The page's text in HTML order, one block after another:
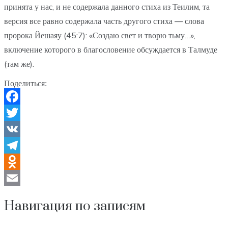
принята у нас, и не содержала данного стиха из Теилим, та
версия все равно содержала часть другого стиха — слова
пророка Йешаяу (45:7): «Создаю свет и творю тьму…»,
включение которого в благословение обсуждается в Талмуде
(там же).
Поделиться:
Facebook
Twitter
VK
Telegram
Odnoklassniki
Навигация по записям